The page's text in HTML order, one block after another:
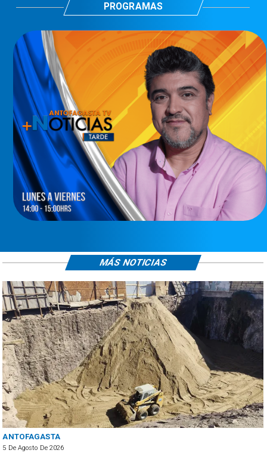
PROGRAMAS
ANTOFAGASTA
5 De Agosto De 2026
MÁS NOTICIAS